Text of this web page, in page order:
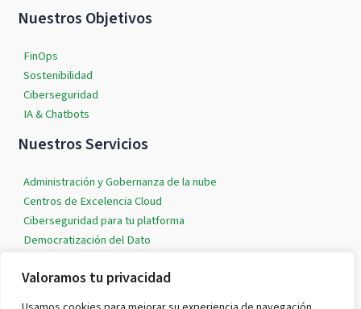
Valoramos tu privacidad
Nuestros Objetivos
FinOps
Sostenibilidad
Ciberseguridad
IA & Chatbots
Nuestros Servicios
Administración y Gobernanza de la nube
Centros de Excelencia Cloud
Ciberseguridad para tu platforma
Democratización del Dato
Soluciones Cloud a medida